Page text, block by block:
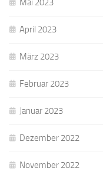
Mai 2023
April 2023
März 2023
Februar 2023
Januar 2023
Dezember 2022
November 2022